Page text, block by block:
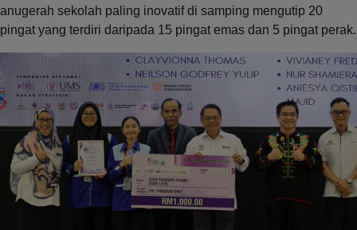
anugerah sekolah paling inovatif di samping mengutip 20
pingat yang terdiri daripada 15 pingat emas dan 5 pingat perak.